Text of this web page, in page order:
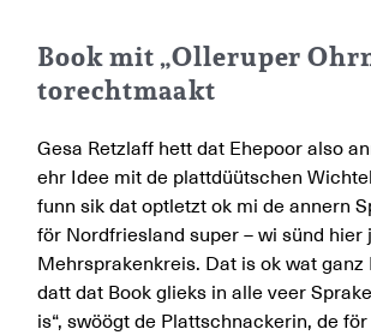
Book mit „Olleruper
torechtmaakt
Gesa Retzlaff hett dat Ehepoor also
ehr Idee mit de plattdüütschen
funn sik dat optletzt ok mi de annern
för Nordfriesland super – wi sünd hier
Mehrsprakenkreis. Dat is ok wat ganz
datt dat Book glieks in alle veer
is“, swöögt de Plattschnackerin, de